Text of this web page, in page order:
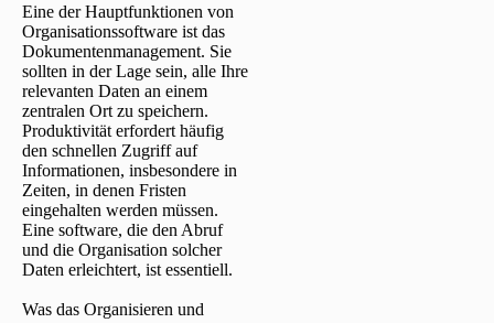
Eine der Hauptfunktionen von
Organisationssoftware ist das
Dokumentenmanagement. Sie
sollten in der Lage sein, alle Ihre
relevanten Daten an einem
zentralen Ort zu speichern.
Produktivität erfordert häufig
den schnellen Zugriff auf
Informationen, insbesondere in
Zeiten, in denen Fristen
eingehalten werden müssen.
Eine software, die den Abruf
und die Organisation solcher
Daten erleichtert, ist essentiell.
Was das Organisieren und